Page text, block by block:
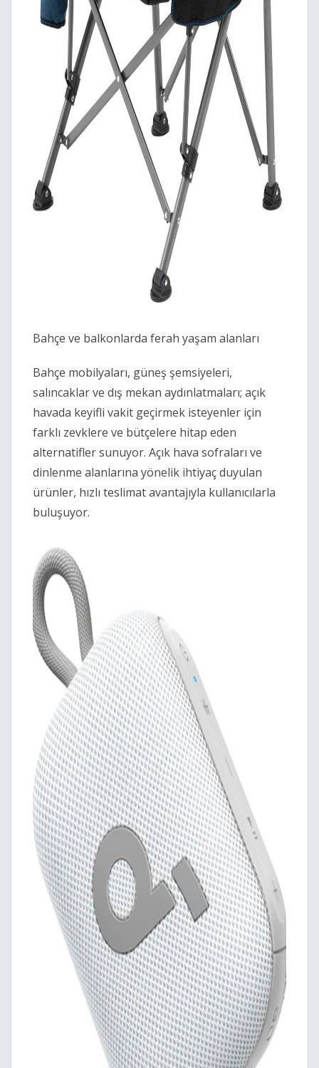
Bahçe ve balkonlarda ferah yaşam alanları
Bahçe mobilyaları, güneş şemsiyeleri,
salıncaklar ve dış mekan aydınlatmaları; açık
havada keyifli vakit geçirmek isteyenler için
farklı zevklere ve bütçelere hitap eden
alternatifler sunuyor. Açık hava sofraları ve
dinlenme alanlarına yönelik ihtiyaç duyulan
ürünler, hızlı teslimat avantajıyla kullanıcılarla
buluşuyor.